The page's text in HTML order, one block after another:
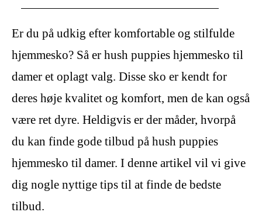
Er du på udkig efter komfortable og stilfulde
hjemmesko? Så er hush puppies hjemmesko til
damer et oplagt valg. Disse sko er kendt for
deres høje kvalitet og komfort, men de kan også
være ret dyre. Heldigvis er der måder, hvorpå
du kan finde gode tilbud på hush puppies
hjemmesko til damer. I denne artikel vil vi give
dig nogle nyttige tips til at finde de bedste
tilbud.